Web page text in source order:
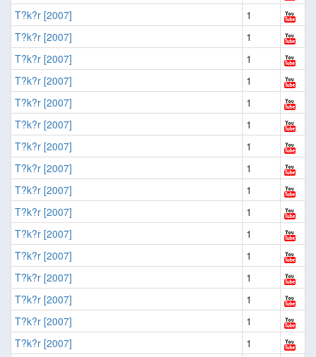
T?k?r [2007]
1
T?k?r [2007]
1
T?k?r [2007]
1
T?k?r [2007]
1
T?k?r [2007]
1
T?k?r [2007]
1
T?k?r [2007]
1
T?k?r [2007]
1
T?k?r [2007]
1
T?k?r [2007]
1
T?k?r [2007]
1
T?k?r [2007]
1
T?k?r [2007]
1
T?k?r [2007]
1
T?k?r [2007]
1
T?k?r [2007]
1